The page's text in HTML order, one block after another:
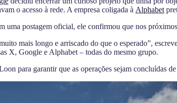
o acesso à rede. A empresa coligada à Alphabet
postagem oficial, ele confirmou que nos próximos
mais longo e arriscado do que o esperado”,
X, Google e Alphabet – todas do mesmo grupo.
para garantir que as operações sejam concluídas